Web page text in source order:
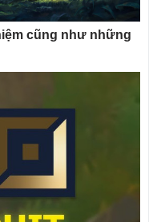
cũng như những